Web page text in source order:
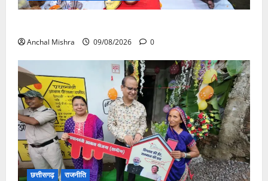
Anchal Mishra 09/08/2026 0
छत्तीसगढ़ राजनीति